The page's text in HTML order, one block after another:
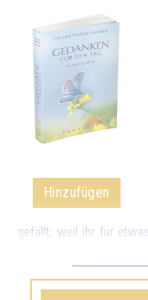
Hinzufügen
gefällt, weil ihr für
nicht salzig genug ist,
reagieren, als